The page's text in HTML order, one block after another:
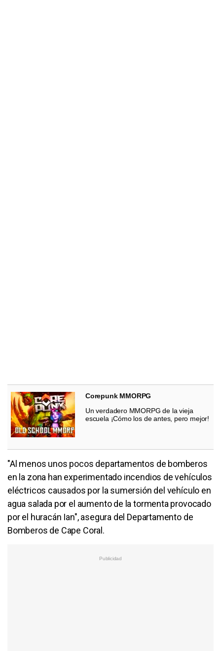
Corepunk MMORPG
Un verdadero MMORPG de la vieja
escuela ¡Cómo los de antes, pero mejor!
"Al menos unos pocos departamentos de bomberos
en la zona han experimentado incendios de vehículos
eléctricos causados por la sumersión del vehículo en
agua salada por el aumento de la tormenta provocado
por el huracán Ian", asegura del Departamento de
Bomberos de Cape Coral.